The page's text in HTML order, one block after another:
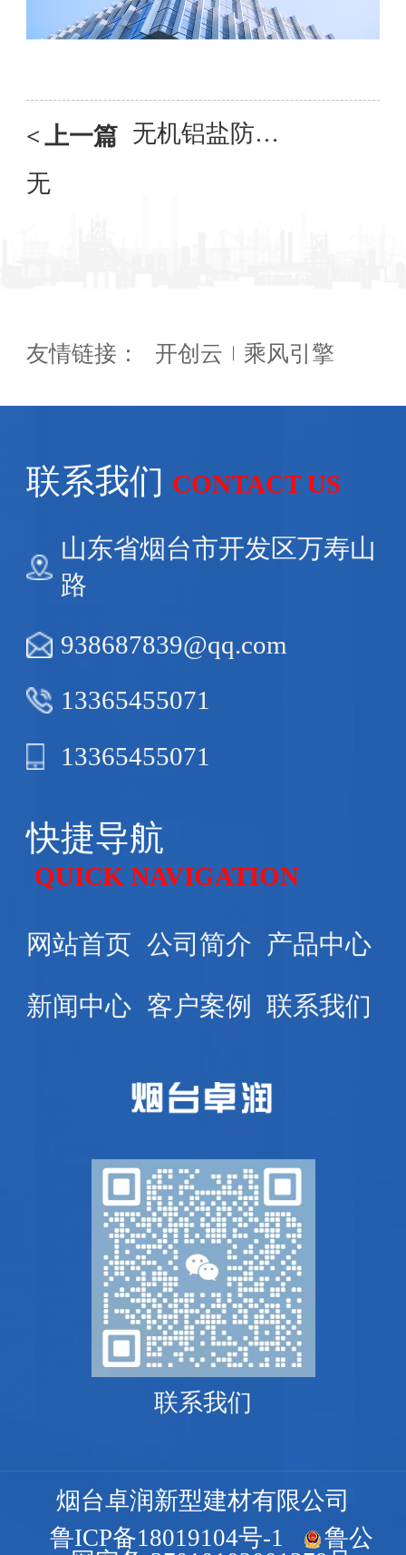
< 上一篇 无机铝盐防水砂浆
无
友情链接： 开创云 乘风引擎
联系我们 CONTACT US
山东省烟台市开发区万寿山
路
938687839@qq.com
13365455071
13365455071
快捷导航
QUICK NAVIGATION
网站首页 公司简介 产品中心
新闻中心 客户案例 联系我们
联系我们
烟台卓润新型建材有限公司
鲁ICP备18019104号-1
鲁公